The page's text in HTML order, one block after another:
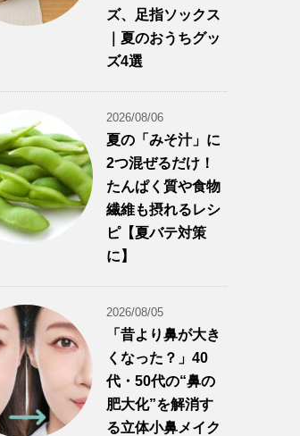
ズ、足指ソックス
｜夏のおうちグッ
ズ4選
2026/08/06
夏の「みそ汁」に
2つ混ぜるだけ！
たんぱく質や食物
繊維も摂れるレシ
ピ【夏バテ対策
に】
2026/08/05
「昔より鼻が大き
くなった？」40
代・50代の“鼻の
肥大化”を解消す
る立体小鼻メイク